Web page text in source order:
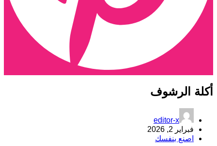
الرشوف
editor-x
فبراير 2, 2026
اصنع بنفسك